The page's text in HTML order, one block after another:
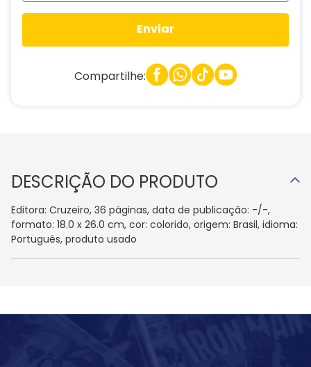
Enviar
Compartilhe:
DESCRIÇÃO DO PRODUTO
Editora: Cruzeiro, 36 páginas, data de publicação: -/-,
formato: 18.0 x 26.0 cm, cor: colorido, origem: Brasil, idioma:
Português, produto usado